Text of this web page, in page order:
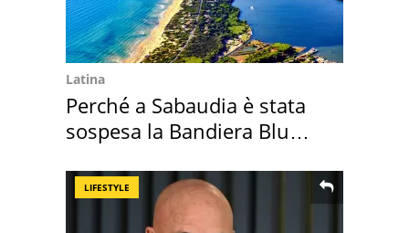
Latina
Perché a Sabaudia è stata
sospesa la Bandiera Blu
LIFESTYLE